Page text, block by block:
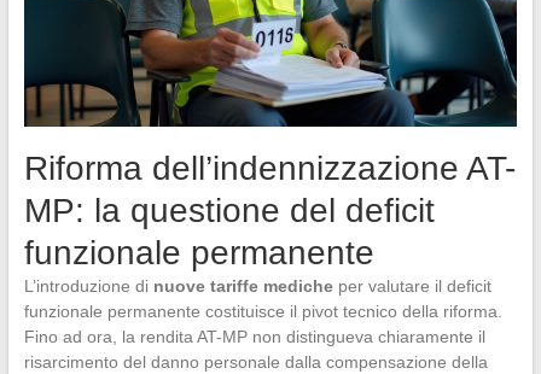
Riforma dell’indennizzazione AT-
MP: la questione del deficit
funzionale permanente
L’introduzione di nuove tariffe medicheper valutare il deficit
funzionale permanente costituisce il pivot tecnico della riforma.
Fino ad ora, la rendita AT-MP non distingueva chiaramente il
risarcimento del danno personale dalla compensazione della